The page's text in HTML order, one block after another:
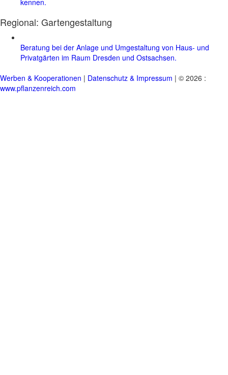
Regional: Gartengestaltung
Beratung bei der Anlage und Umgestaltung von Haus- und
Privatgärten im Raum Dresden und Ostsachsen.
Werben & Kooperationen | Datenschutz & Impressum | © 2026 :
www.pflanzenreich.com